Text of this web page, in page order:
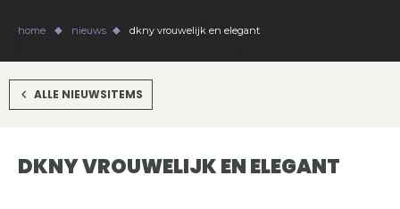
home nieuws dkny vrouwelijk en elegant
ALLE NIEUWSITEMS
DKNY VROUWELIJK EN ELEGANT